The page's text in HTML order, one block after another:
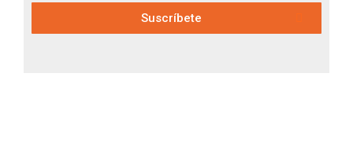
Suscríbete